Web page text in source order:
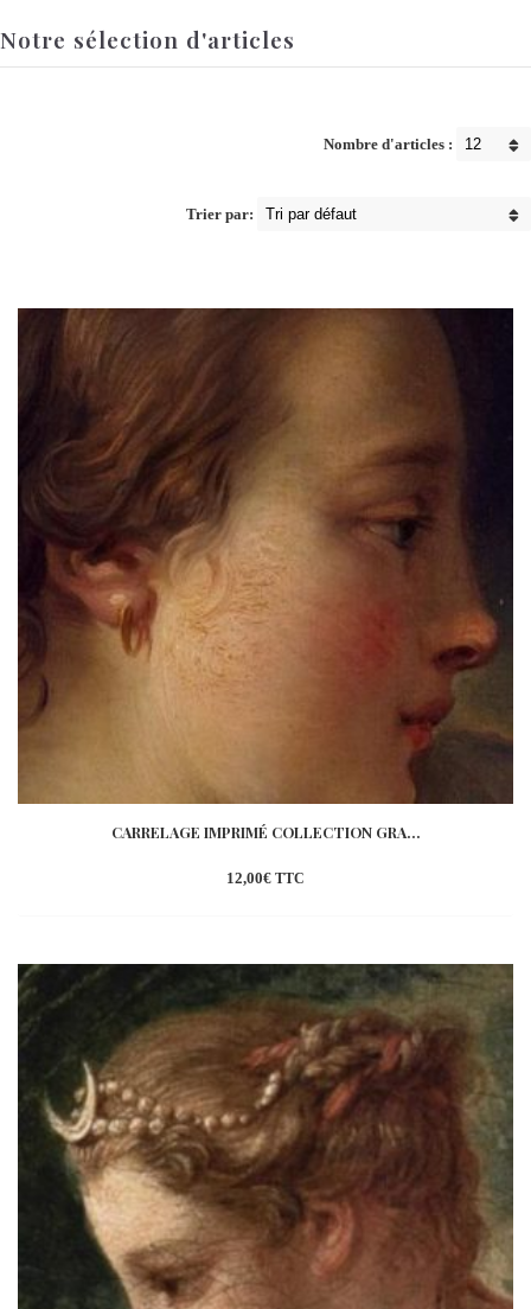
Notre sélection d'articles
Nombre d'articles :
Trier par:
CARRELAGE IMPRIMÉ COLLECTION GRA...
12,00€ TTC
wishlist